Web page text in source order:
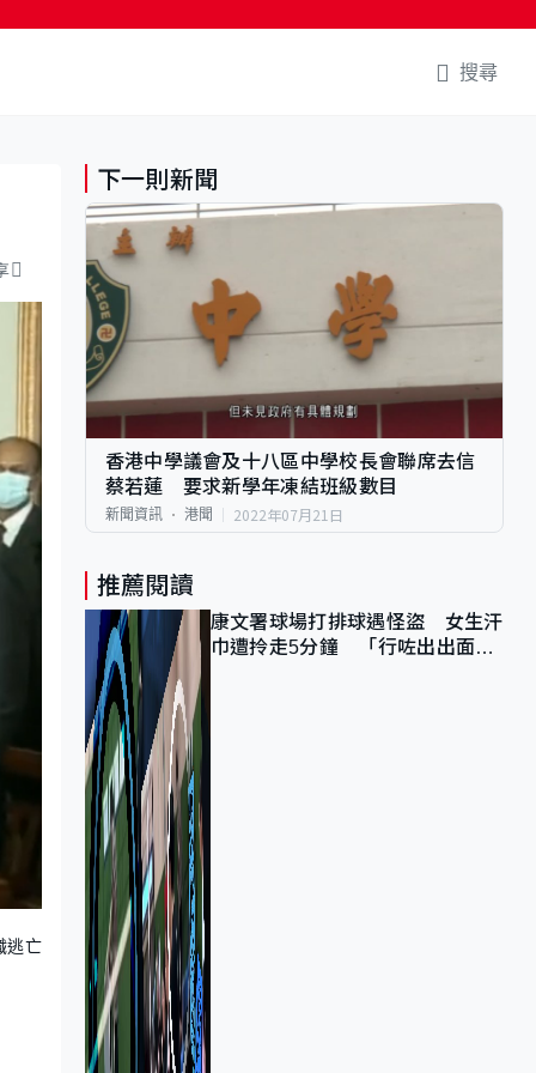
搜尋
逃亡
下一則新聞
香港中學議會及十八區中學校長會聯席去信
蔡若蓮 要求新學年凍結班級數目
新聞資訊 港聞 2022年07月21日
推薦閱讀
康文署球場打排球遇怪盜 女生汗
巾遭拎走5分鐘 「行咗出出面唔